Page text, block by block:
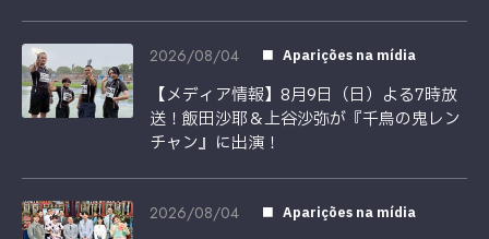
2026/08/04 Aparições na mídia
【メディア情報】8月9日（日）よる7時放
送！飯田沙耶＆上谷沙弥が『千鳥の鬼レン
チャン』に出演！
2026/08/04 Aparições na mídia